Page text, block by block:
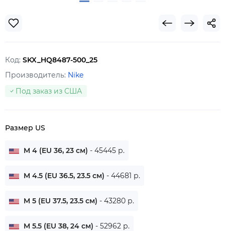
Код: SKX_HQ8487-500_25
Производитель: Nike
Под заказ из США
Размер US
M 4 (EU 36, 23 см) - 45445 р.
M 4.5 (EU 36.5, 23.5 см) - 44681 р.
M 5 (EU 37.5, 23.5 см) - 43280 р.
M 5.5 (EU 38, 24 см) - 52962 р.